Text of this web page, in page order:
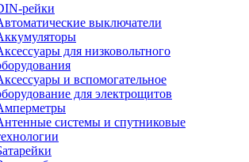
рейки
выключатели
для низковольтного
и вспомогательное
для электрощитов
системы и спутниковые